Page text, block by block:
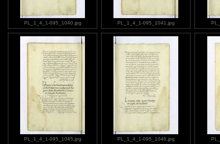
PL_1_4_1-095_1040.jpg PL_1_4_1-095_1041.jpg
PL_1_4_1-095_1045.jpg PL_1_4_1-095_1046.jpg